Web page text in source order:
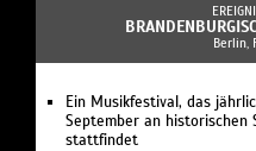
Berlin,
Ein Musikfestival, das
September an historischen
stattfindet